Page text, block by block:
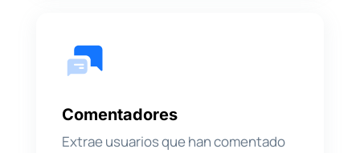
Comentadores
Extrae usuarios que han comentado